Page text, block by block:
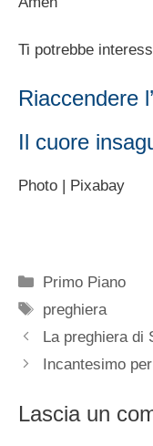
Ti potrebbe
Riaccendere
Il cuore
Photo | Pixabay
Categorie
Primo Piano
Tag
preghiera
La preghiera di
Incantesimo
Lascia un